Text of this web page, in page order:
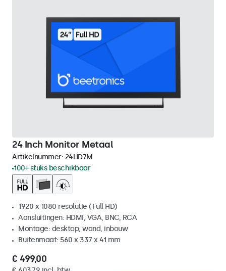
24 Inch Monitor Metaal
Artikelnummer: 24HD7M
100+ stuks beschikbaar
1920 x 1080 resolutie (Full HD)
Aansluitingen: HDMI, VGA, BNC, RCA
Montage: desktop, wand, inbouw
Buitenmaat: 560 x 337 x 41 mm
€ 499,00